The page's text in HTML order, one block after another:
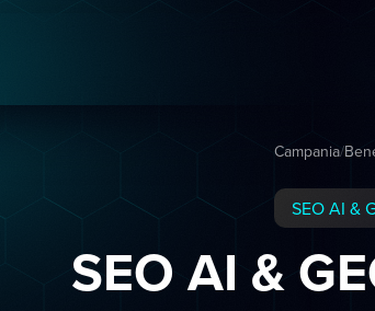
Campania/
SEO AI &
SEO AI &